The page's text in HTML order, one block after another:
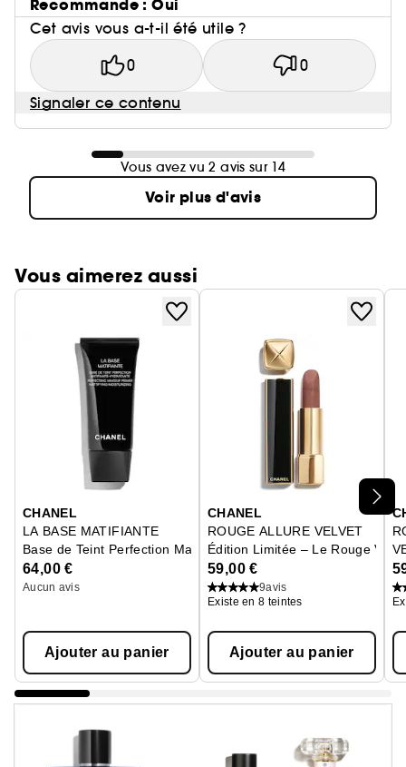
Recommande : Oui
Cet avis vous a-t-il été utile ?
0 0
Signaler ce contenu
Vous avez vu 2 avis sur 14
Voir plus d'avis
Vous aimerez aussi
Ignorer le carrousel produits
CHANEL
LA BASE MATIFIANTE
Base de Teint Perfection Matifiante Hydratante
64,00 €
Aucun avis
Ajouter au panier
CHANEL
ROUGE ALLURE VELVET
Édition Limitée – Le Rouge
59,00 €
9avis
Existe en 8 teintes
Ajouter au panier